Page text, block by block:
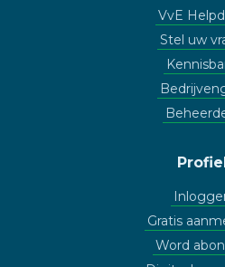
VvE
Stel uw
Gratis
Word